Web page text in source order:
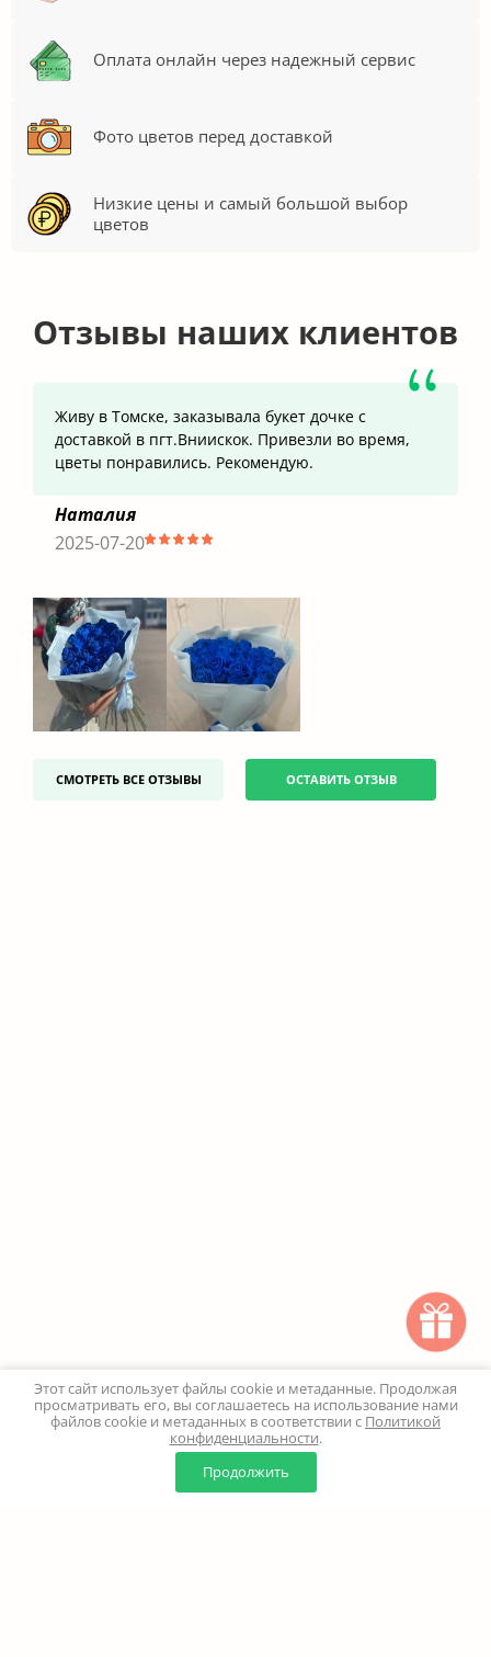
Оплата онлайн через надежный сервис
Фото цветов перед доставкой
Низкие цены и самый большой выбор
цветов
Отзывы наших клиентов
Живу в Томске, заказывала букет дочке с
доставкой в пгт.Вниискок. Привезли во время,
цветы понравились. Рекомендую.
Наталия
2025-07-20
СМОТРЕТЬ ВСЕ ОТЗЫВЫ ОСТАВИТЬ ОТЗЫВ
0
Корзина
Этот сайт использует файлы cookie и метаданные. Продолжая
просматривать его, вы соглашаетесь на использование нами
файлов cookie и метаданных в соответствии с Политикой
конфиденциальности.
Продолжить